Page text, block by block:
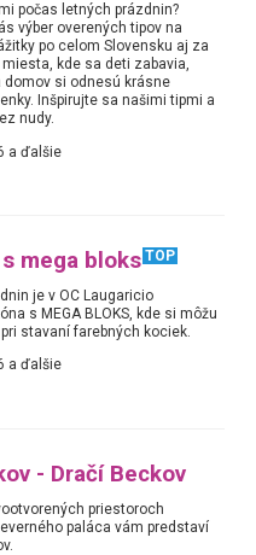
počas letných prázdnin?
výber overených tipov na
po celom Slovensku aj za
kde sa deti zabavia,
domov si odnesú krásne
Inšpirujte sa našimi tipmi a
nudy.
a ďalšie
mega bloks TOP
je v OC Laugaricio
s MEGA BLOKS, kde si môžu
stavaní farebných kociek.
a ďalšie
- Dračí Beckov
priestoroch
paláca vám predstaví